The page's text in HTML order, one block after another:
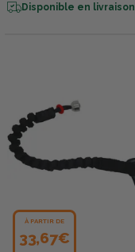
Disponible en livraison
À PARTIR DE
33,67€